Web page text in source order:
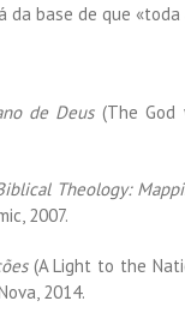
base de que
de Deus(The God
Theology:
2007.
(A Light to the
2014.